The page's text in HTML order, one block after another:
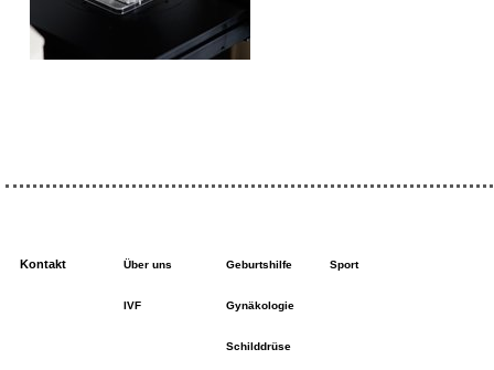
Kontakt Über uns
IVF
Geburtshilfe
Gynäkologie
Schilddrüse
Sport